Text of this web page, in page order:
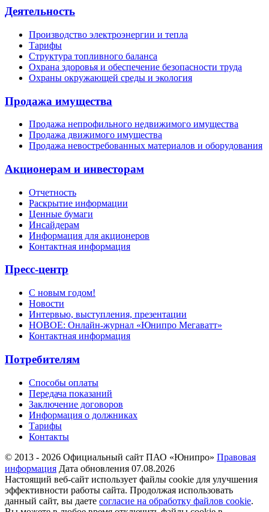
Деятельность
Производство электроэнергии и тепла
Тарифы
Структура топливного баланса
Охрана здоровья и обеспечение безопасности труда
Охраны окружающей среды и экология
Продажа имущества
Продажа непрофильного недвижимого имущества
Продажа движимого имущества
Продажа невостребованных материалов и оборудования
Акционерам и инвесторам
Отчетность
Раскрытие информации
Ценные бумаги
Инсайдерам
Информация для акционеров
Контактная информация
Пресс-центр
С новым годом!
Новости
Интервью, выступления, презентации
НОВОЕ: Онлайн-журнал «Юнипро Мегаватт»
Контактная информация
Потребителям
Способы оплаты
Передача показаний
Заключение договоров
Информация о должниках
Тарифы
Контакты
© 2013 - 2026 Официальный сайт ПАО «Юнипро» Правовая
информация Дата обновления 07.08.2026
Настоящий веб-сайт использует файлы cookie для улучшения
эффективности работы сайта. Продолжая использовать
данный сайт, вы даете согласие на обработку файлов cookie.